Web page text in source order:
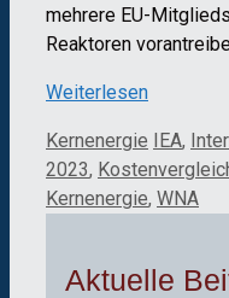
mehrere EU-
Reaktoren
Weiterlesen
Kategorien
Kernenergie IEA,
2023,
Kernenergie, WNA
Aktuelle